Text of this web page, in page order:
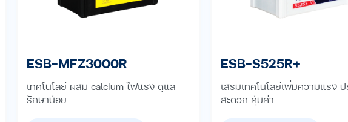
ESB-MFZ3000R
เทคโนโลยี ผสม calcium ไฟแรง ดูแล
รักษาน้อย
ESB-S525R+
เสริมเทคโนโลยีเพิ่มความแรง
สะดวก คุ้มค่า